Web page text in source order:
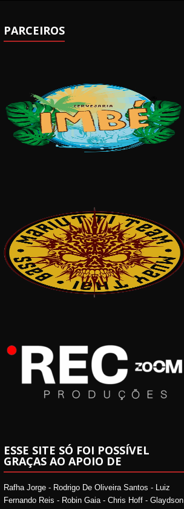
PARCEIROS
ESSE SITE SÓ FOI POSSÍVEL
GRAÇAS AO APOIO DE
Rafha Jorge - Rodrigo De Oliveira Santos - Luiz
Fernando Reis - Robin Gaia - Chris Hoff - Glaydson